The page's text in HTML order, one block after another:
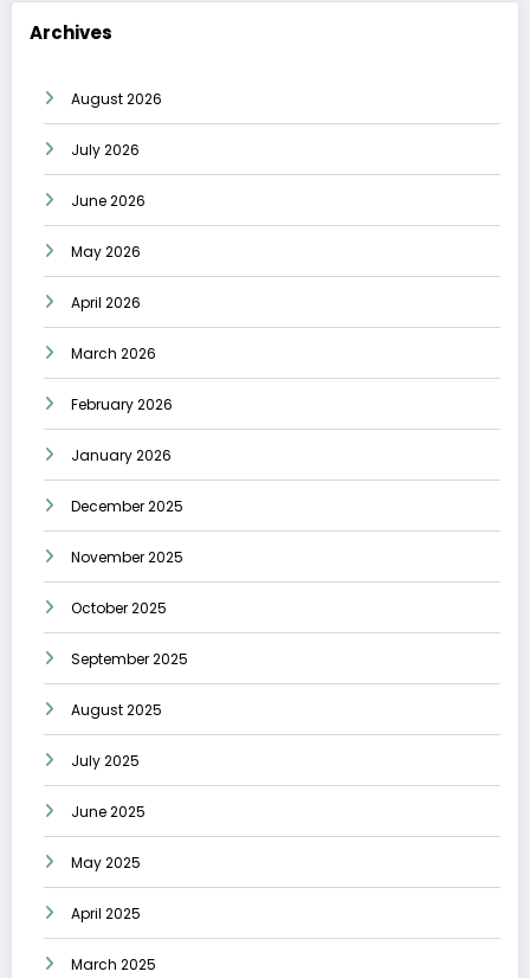
Archives
August 2026
July 2026
June 2026
May 2026
April 2026
March 2026
February 2026
January 2026
December 2025
November 2025
October 2025
September 2025
August 2025
July 2025
June 2025
May 2025
April 2025
March 2025